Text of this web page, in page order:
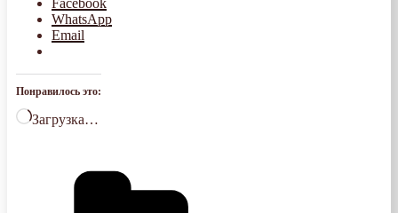
Facebook
WhatsApp
Email
Понравилось это:
Загрузка…